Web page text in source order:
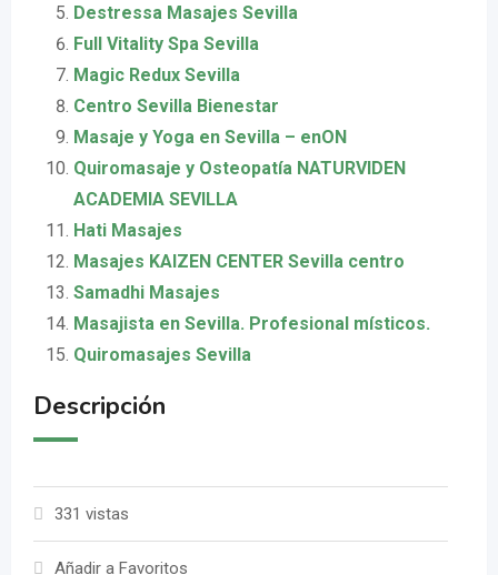
Destressa Masajes Sevilla
Full Vitality Spa Sevilla
Magic Redux Sevilla
Centro Sevilla Bienestar
Masaje y Yoga en Sevilla – enON
Quiromasaje y Osteopatía NATURVIDEN
ACADEMIA SEVILLA
Hati Masajes
Masajes KAIZEN CENTER Sevilla centro
Samadhi Masajes
Masajista en Sevilla. Profesional místicos.
Quiromasajes Sevilla
Descripción
331 vistas
Añadir a Favoritos